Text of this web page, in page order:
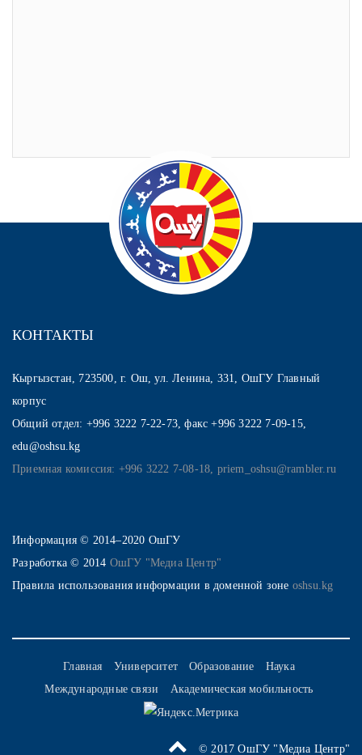
КОНТАКТЫ
Кыргызстан, 723500, г. Ош, ул. Ленина, 331, ОшГУ Главный
корпус
Общий отдел: +996 3222 7-22-73, факс +996 3222 7-09-15,
edu@oshsu.kg
Приемная комиссия: +996 3222 7-08-18, priem_oshsu@rambler.ru
Информация © 2014–2020 ОшГУ
Разработка © 2014 ОшГУ "Медиа Центр"
Правила использования информации в доменной зоне oshsu.kg
Главная Университет Образование
Наука
Международные связи
Академическая мобильность
© 2017 ОшГУ "Медиа Центр"